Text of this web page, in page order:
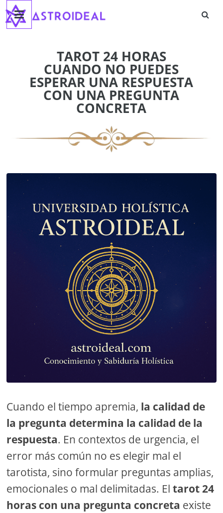
Saltar
contenido
Astroideal
TAROT 24 HORAS
CUANDO NO PUEDES
ESPERAR UNA RESPUESTA
CON UNA PREGUNTA
CONCRETA
Cuando el tiempo apremia, la calidad de
la pregunta determina la calidad de la
respuesta. En contextos de urgencia, el
error más común no es elegir mal el
tarotista, sino formular preguntas amplias,
emocionales o mal delimitadas. Eltarot 24
horas con una pregunta concreta existe